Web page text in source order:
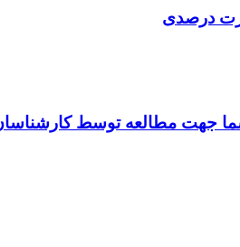
درصدی
شما جهت مطالعه توسط